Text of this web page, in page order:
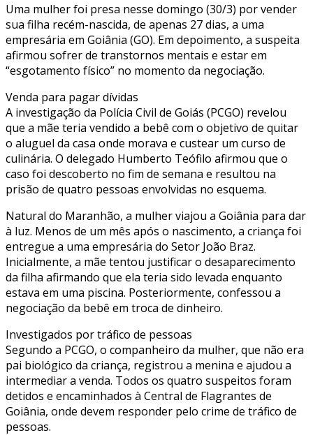
Uma mulher foi presa nesse domingo (30/3) por vender
sua filha recém-nascida, de apenas 27 dias, a uma
empresária em Goiânia (GO). Em depoimento, a suspeita
afirmou sofrer de transtornos mentais e estar em
“esgotamento físico” no momento da negociação.
Venda para pagar dívidas
A investigação da Polícia Civil de Goiás (PCGO) revelou
que a mãe teria vendido a bebê com o objetivo de quitar
o aluguel da casa onde morava e custear um curso de
culinária. O delegado Humberto Teófilo afirmou que o
caso foi descoberto no fim de semana e resultou na
prisão de quatro pessoas envolvidas no esquema.
Natural do Maranhão, a mulher viajou a Goiânia para dar
à luz. Menos de um mês após o nascimento, a criança foi
entregue a uma empresária do Setor João Braz.
Inicialmente, a mãe tentou justificar o desaparecimento
da filha afirmando que ela teria sido levada enquanto
estava em uma piscina. Posteriormente, confessou a
negociação da bebê em troca de dinheiro.
Investigados por tráfico de pessoas
Segundo a PCGO, o companheiro da mulher, que não era
pai biológico da criança, registrou a menina e ajudou a
intermediar a venda. Todos os quatro suspeitos foram
detidos e encaminhados à Central de Flagrantes de
Goiânia, onde devem responder pelo crime de tráfico de
pessoas.